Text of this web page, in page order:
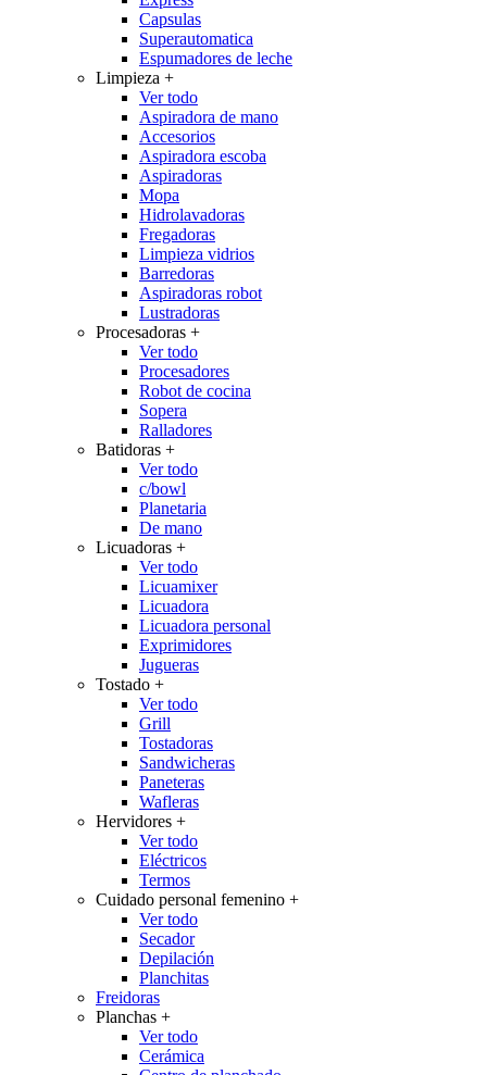
Capsulas
Superautomatica
Espumadores de leche
Limpieza +
Ver todo
Aspiradora de mano
Accesorios
Aspiradora escoba
Aspiradoras
Mopa
Hidrolavadoras
Fregadoras
Limpieza vidrios
Barredoras
Aspiradoras robot
Lustradoras
Procesadoras +
Ver todo
Procesadores
Robot de cocina
Sopera
Ralladores
Batidoras +
Ver todo
c/bowl
Planetaria
De mano
Licuadoras +
Ver todo
Licuamixer
Licuadora
Licuadora personal
Exprimidores
Jugueras
Tostado +
Ver todo
Grill
Tostadoras
Sandwicheras
Paneteras
Wafleras
Hervidores +
Ver todo
Eléctricos
Termos
Cuidado personal femenino +
Ver todo
Secador
Depilación
Planchitas
Freidoras
Planchas +
Ver todo
Cerámica